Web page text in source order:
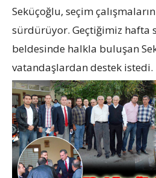
Seküçoğlu, seçim
sürdürüyor. Geçtiğimiz hafta
beldesinde halkla buluşan
vatandaşlardan destek istedi.